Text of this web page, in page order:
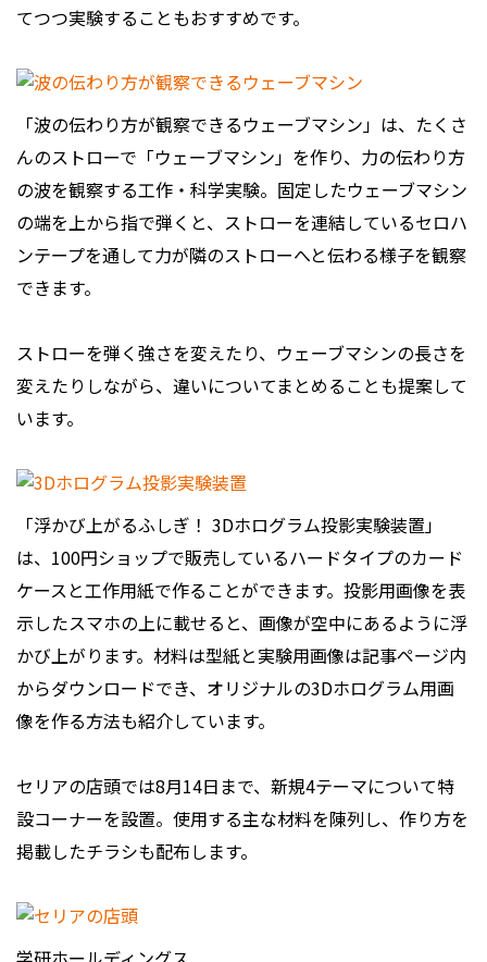
てつつ実験することもおすすめです。
「波の伝わり方が観察できるウェーブマシン」は、たくさ
んのストローで「ウェーブマシン」を作り、力の伝わり方
の波を観察する工作・科学実験。固定したウェーブマシン
の端を上から指で弾くと、ストローを連結しているセロハ
ンテープを通して力が隣のストローへと伝わる様子を観察
できます。
ストローを弾く強さを変えたり、ウェーブマシンの長さを
変えたりしながら、違いについてまとめることも提案して
います。
「浮かび上がるふしぎ！ 3Dホログラム投影実験装置」
は、100円ショップで販売しているハードタイプのカード
ケースと工作用紙で作ることができます。投影用画像を表
示したスマホの上に載せると、画像が空中にあるように浮
かび上がります。材料は型紙と実験用画像は記事ページ内
からダウンロードでき、オリジナルの3Dホログラム用画
像を作る方法も紹介しています。
セリアの店頭では8月14日まで、新規4テーマについて特
設コーナーを設置。使用する主な材料を陳列し、作り方を
掲載したチラシも配布します。